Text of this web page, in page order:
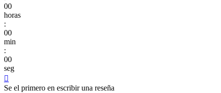
00
horas
:
00
min
:
00
seg

Se el primero en escribir una reseña